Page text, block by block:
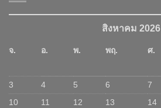
สิงหาคม 2026
จ. อ. พ. พฤ. ศ.
3
4 5 6 7
10
11 12 13 14